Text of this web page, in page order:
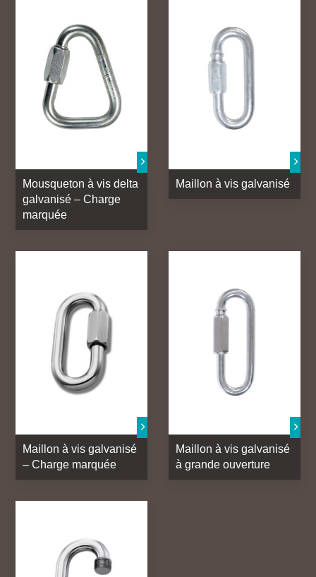
Mousqueton à vis delta
galvanisé – Charge
marquée
Maillon à vis galvanisé
Maillon à vis galvanisé
– Charge marquée
Maillon à vis galvanisé
à grande ouverture